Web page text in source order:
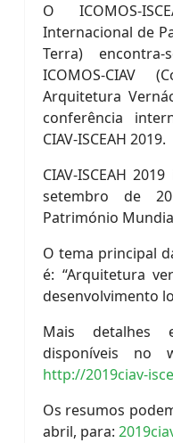
O ICOMOS-
Internacional de
Terra)
ICOMOS-CIAV
Arquitetura
conferência
CIAV-ISCEAH 2019.
CIAV-ISCEAH
setembro de
Património
O tema principal
é: “Arquitetura
desenvolvimento
Mais detalhes
disponíveis no
http://2019ciav-
Os resumos
abril, para: